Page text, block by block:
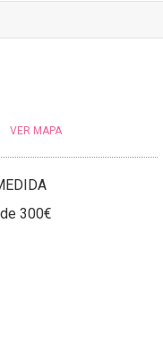
VER MAPA
300€